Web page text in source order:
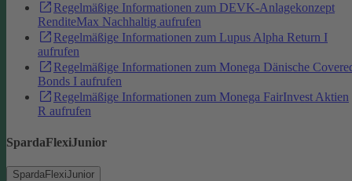
Regelmäßige Informationen zum DEVK-Anlagekonzept
RenditeMax Nachhaltig aufrufen
Regelmäßige Informationen zum Lupus Alpha Return I
aufrufen
Regelmäßige Informationen zum Monega Dänische
Bonds I aufrufen
Regelmäßige Informationen zum Monega FairInvest Aktien
R aufrufen
SpardaFlexiJunior
SpardaFlexiJunior